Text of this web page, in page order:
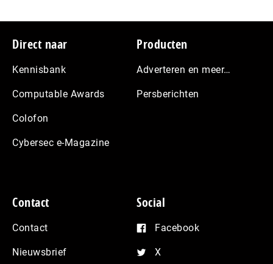
Footer
Direct naar
Kennisbank
Computable Awards
Colofon
Cybersec e-Magazine
Producten
Adverteren en meer…
Persberichten
Contact
Contact
Nieuwsbrief
Social
Facebook
X